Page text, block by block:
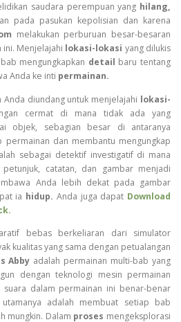
saudara perempuan yang hilang,
pada pasukan kepolisian dan karena
melakukan perburuan besar-besaran
ini. Menjelajahi lokasi-lokasi yang dilukis
mengungkapkan detail baru tentang
Anda ke inti permainan.
diundang untuk menjelajahi lokasi-
cermat di mana tidak ada yang
objek, sebagian besar di antaranya
dan membantu mengungkap
sebagai detektif investigatif di mana
catatan, dan gambar menjadi
Anda lebih dekat pada gambar
ia hidup. Anda juga dapat Download
bebas berkeliaran dari simulator
kualitas yang sama dengan petualangan
Abby adalah permainan multi-bab yang
dengan teknologi mesin permainan
dalam permainan ini benar-benar
adalah membuat setiap bab
mungkin. Dalam proses mengeksplorasi